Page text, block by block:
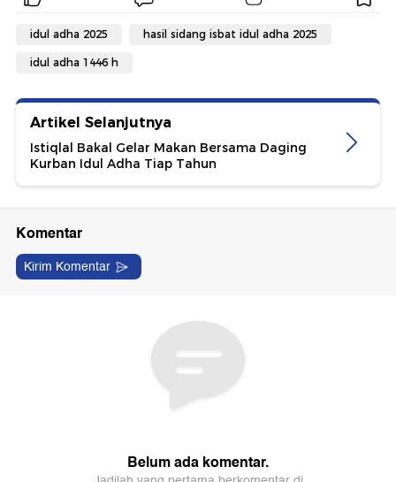
idul adha 2025 hasil sidang isbat idul adha 2025
idul adha 1446 h
Artikel Selanjutnya
Istiqlal Bakal Gelar Makan Bersama Daging
Kurban Idul Adha Tiap Tahun